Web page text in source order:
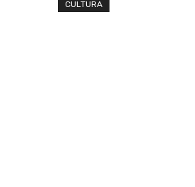
CULTURA